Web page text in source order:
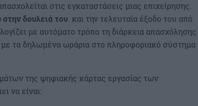
στις εγκαταστάσεις μιας επιχείρησης.
δουλειά του και την τελευταία έξοδο του από
με αυτόματο τρόπο τη διάρκεια απασχόλησης
με τα δηλωμένα ωράρια στο πληροφοριακό σύστημα
της ψηφιακής κάρτας εργασίας των
να είναι: